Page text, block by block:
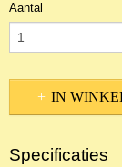
Aantal
IN
Specificaties